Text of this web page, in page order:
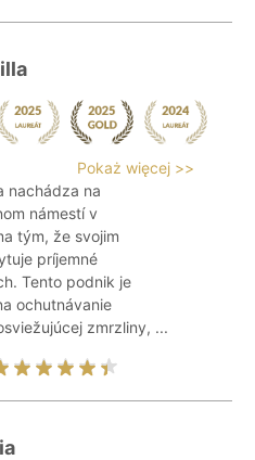
Pokaż więcej >>
nachádza na
námestí v
tým, že svojim
príjemné
Tento podnik je
ochutnávanie
zmrzliny, ...